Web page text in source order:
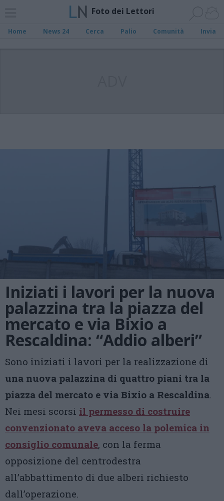
Foto dei Lettori
Home News 24 Cerca Palio Comunità Invia
Iniziati i lavori per la nuova
palazzina tra la piazza del
mercato e via Bixio a
Rescaldina: “Addio alberi”
Sono iniziati i lavori per la realizzazione di
una nuova palazzina di quattro piani tra la
piazza del mercato e via Bixio a Rescaldina.
Nei mesi scorsi il permesso di costruire
convenzionato aveva acceso la polemica in
consiglio comunale, con la ferma
opposizione del centrodestra
all’abbattimento di due alberi richiesto
dall’operazione.